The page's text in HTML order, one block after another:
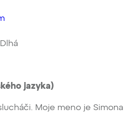
jazyka)
Moje meno je Simona